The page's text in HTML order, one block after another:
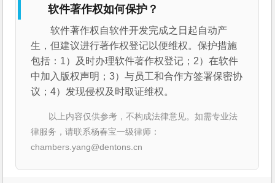
软件著作权如何保护？
软件著作权自软件开发完成之日起自动产
生，但建议进行著作权登记以便维权。保护措施
包括：1）及时办理软件著作权登记；2）在软件
中加入版权声明；3）与员工和合作方签署保密协
议；4）发现侵权及时取证维权。
以上内容仅供参考，不构成法律意见。如需专业法
律服务，请联系杨春宝一级律师：
chambers.yang@dentons.cn